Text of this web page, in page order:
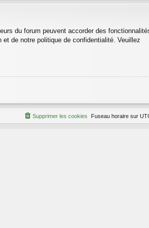
du forum peuvent accorder des
de notre politique de confidentialité. Veuillez
Fuseau horaire sur
Supprimer les cookies